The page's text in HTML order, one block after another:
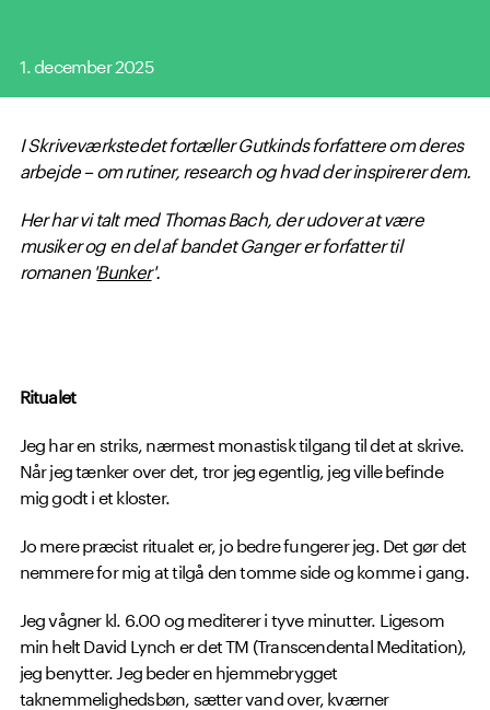
1. december 2025
I Skriveværkstedet fortæller Gutkinds forfattere om deres
arbejde – om rutiner, research og hvad der inspirerer dem.
Her har vi talt med Thomas Bach, der udover at være
musiker og en del af bandet Ganger er forfatter til
romanen 'Bunker'.
Ritualet
Jeg har en striks, nærmest monastisk tilgang til det at skrive.
Når jeg tænker over det, tror jeg egentlig, jeg ville befinde
mig godt i et kloster.
Jo mere præcist ritualet er, jo bedre fungerer jeg. Det gør det
nemmere for mig at tilgå den tomme side og komme i gang.
Jeg vågner kl. 6.00 og mediterer i tyve minutter. Ligesom
min helt David Lynch er det TM (Transcendental Meditation),
jeg benytter. Jeg beder en hjemmebrygget
taknemmelighedsbøn, sætter vand over, kværner